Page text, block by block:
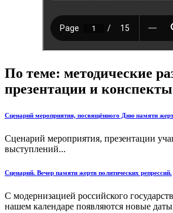
По теме: методические
презентации и конспекты
Сценарий мероприятия, посвящённого Дню памяти
Сценарий мероприятия, презентации
выступлений...
Сценарий. Вечер памяти жертв политических репрессий.
С модернизацией российского
нашем календаре появляются новые